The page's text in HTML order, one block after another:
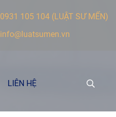
0931 105 104 (LUẬT SƯ MẾN)
info@luatsumen.vn
LIÊN HỆ